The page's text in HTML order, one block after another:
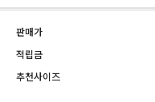
판매가
적립금
추천사이즈